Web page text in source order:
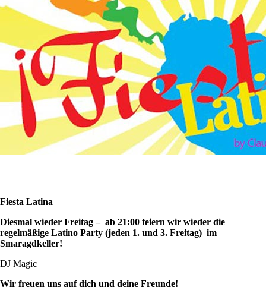
Fiesta Latina
Diesmal wieder Freitag – ab 21:00 feiern wir wieder die
regelmäßige Latino Party (jeden 1. und 3. Freitag) im
Smaragdkeller!
DJ Magic
Wir freuen uns auf dich und deine Freunde!